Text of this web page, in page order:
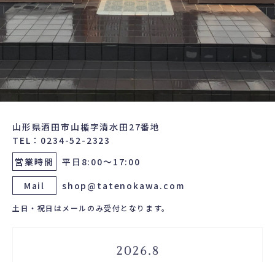
山形県酒田市山楯字清水田27番地
TEL：0234-52-2323
営業時間
平日8:00～17:00
Mail
shop@tatenokawa.com
土日・祝日はメールのみ受付となります。